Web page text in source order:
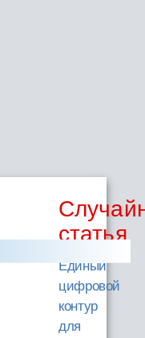
статья
Единый
цифровой
контур
для